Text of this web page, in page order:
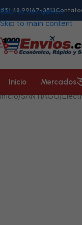
Skip to navigation
Skip to main content
48 99167-3513
Inicio Mercados
Inicio/SANTIAGO/